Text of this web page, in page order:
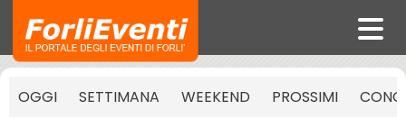
OGGI SETTIMANA WEEKEND PROSSIMI